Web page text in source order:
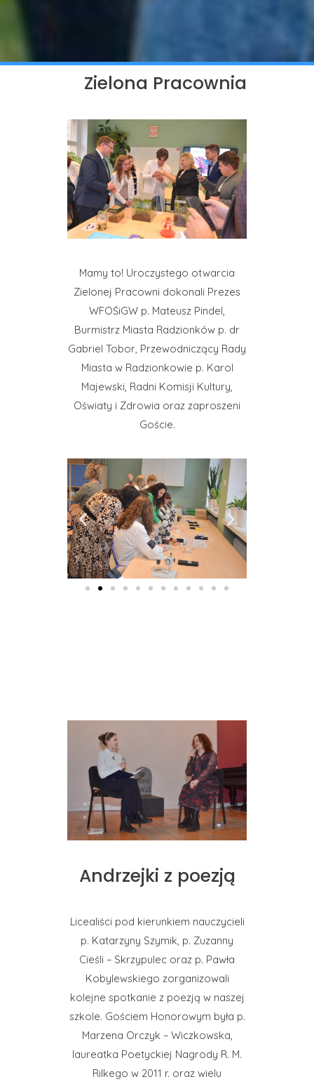
Zielona Pracownia
Mamy to! Uroczystego otwarcia
Zielonej Pracowni dokonali Prezes
WFOŚiGW p. Mateusz Pindel,
Burmistrz Miasta Radzionków p. dr
Gabriel Tobor, Przewodniczący Rady
Miasta w Radzionkowie p. Karol
Majewski, Radni Komisji Kultury,
Oświaty i Zdrowia oraz zaproszeni
Goście.
Andrzejki z poezją
Licealiści pod kierunkiem nauczycieli
p. Katarzyny Szymik, p. Zuzanny
Cieśli – Skrzypulec oraz p. Pawła
Kobylewskiego zorganizowali
kolejne spotkanie z poezją w naszej
szkole. Gościem Honorowym była p.
Marzena Orczyk – Wiczkowska,
laureatka Poetyckiej Nagrody R. M.
Rilkego w 2011 r. oraz wielu